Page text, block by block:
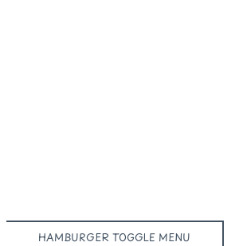
HAMBURGER TOGGLE MENU